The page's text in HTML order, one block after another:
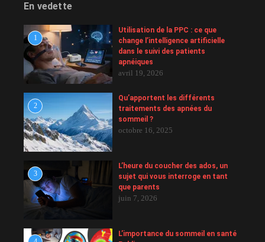
En vedette
1
Utilisation de la PPC : ce que
change l’intelligence artificielle
dans le suivi des patients
apnéiques
avril 19, 2026
2
Qu’apportent les différents
traitements des apnées du
sommeil ?
octobre 16, 2025
3
L’heure du coucher des ados, un
sujet qui vous interroge en tant
que parents
juin 7, 2026
L’importance du sommeil en santé